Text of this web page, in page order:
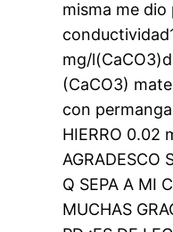
misma me dio
mg/
(CaCO3)
con
HIERRO 0.02
AGRADESCO
Q SEPA A MI
MUCHAS